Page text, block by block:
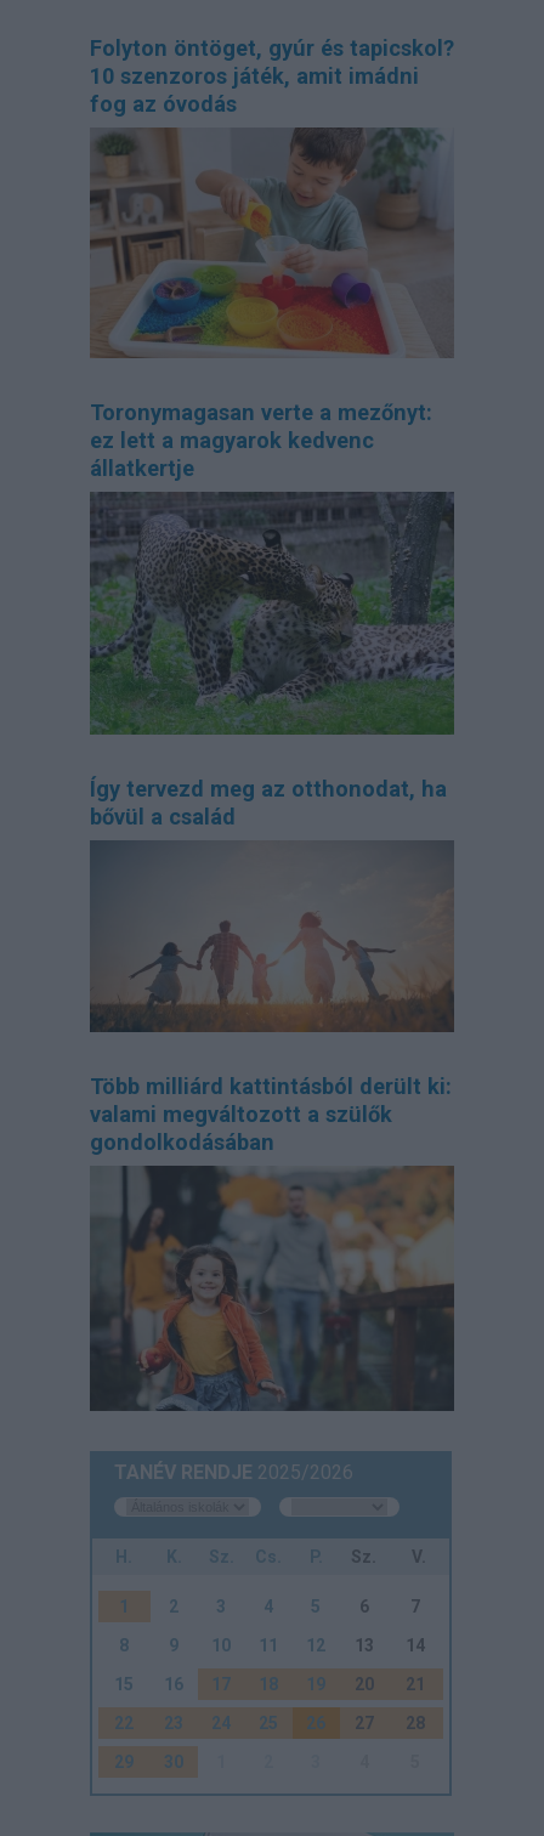
Folyton öntöget, gyúr és tapicskol?
10 szenzoros játék, amit imádni
fog az óvodás
Toronymagasan verte a mezőnyt:
ez lett a magyarok kedvenc
állatkertje
Így tervezd meg az otthonodat, ha
bővül a család
Több milliárd kattintásból derült ki:
valami megváltozott a szülők
gondolkodásában
TANÉV RENDJE 2025/2026
H. K. Sz. Cs. P. Sz. V.
1 2 3 4 5 6
7
8
9 10 11 12 13
14
15
16 17 18 19 20
21
22
23 24 25 26 27
28
29
30